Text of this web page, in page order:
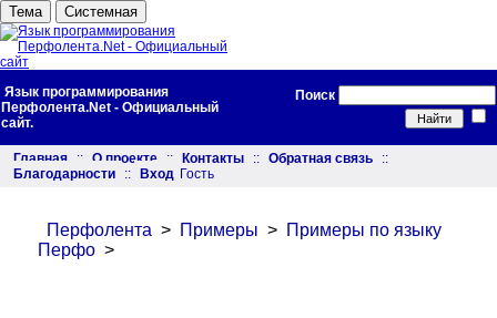
Тема Системная
Язык программирования
Перфолента.Net - Официальный
сайт.
Поиск
Главная :: О проекте :: Контакты :: Обратная связь
::
Благодарности
:: Вход Гость
Перфолента > Примеры > Примеры по языку
Перфо >